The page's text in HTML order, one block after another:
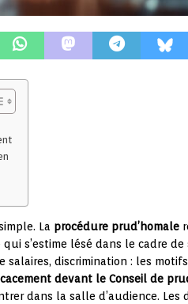
La procédure prud’homale
s’estime lésé dans le cadre de
discrimination : les
devant le Conseil de
dans la salle d’audience. Les